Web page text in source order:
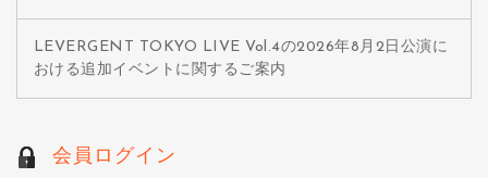
LEVERGENT TOKYO LIVE Vol.4の2026年8月2日公演に
おける追加イベントに関するご案内
会員ログイン